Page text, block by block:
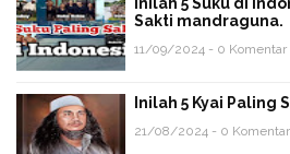
Inilah 5 Suku di
Sakti mandraguna.
11/09/2024 - 0 Komentar
Inilah 5 Kyai Paling
21/08/2024 - 0 Komentar